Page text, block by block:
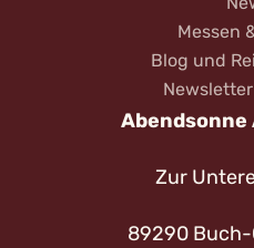
Messen
Blog und
Abendsonne
Zur
89290